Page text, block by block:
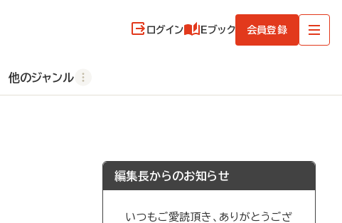
ログイン Eブック 会員登録
他のジャンル
編集長からのお知らせ
いつもご愛読頂き、ありがとうござ